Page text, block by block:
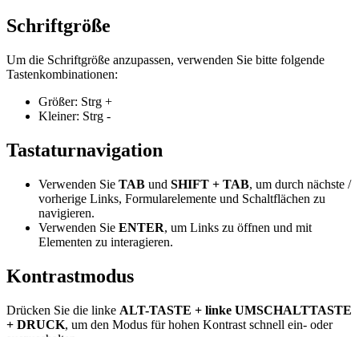
Schriftgröße
Um die Schriftgröße anzupassen, verwenden Sie bitte folgende
Tastenkombinationen:
Größer: Strg +
Kleiner: Strg -
Tastaturnavigation
Verwenden Sie TAB und SHIFT + TAB, um durch nächste /
vorherige Links, Formularelemente und Schaltflächen zu
navigieren.
Verwenden Sie ENTER, um Links zu öffnen und mit
Elementen zu interagieren.
Kontrastmodus
Drücken Sie die linke ALT-TASTE + linke UMSCHALTTASTE
+ DRUCK, um den Modus für hohen Kontrast schnell ein- oder